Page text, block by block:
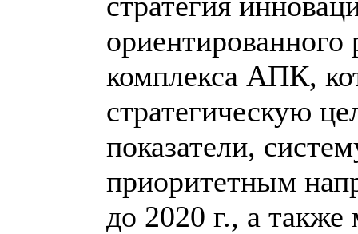
ориентированного
комплекса АПК,
стратегическую
показатели,
приоритетным
до 2020 г., а